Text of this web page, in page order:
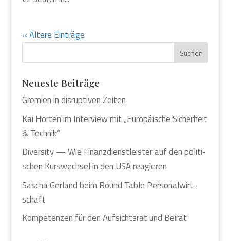
« Ältere Einträge
Neu­es­te Bei­trä­ge
Gre­mi­en in dis­rup­ti­ven Zei­ten
Kai Hor­ten im Inter­view mit „Euro­päi­sche Sicher­heit
& Tech­nik“
Diver­si­ty — Wie Finanz­dienst­leis­ter auf den poli­ti­
schen Kurs­wech­sel in den USA reagie­ren
Sascha Ger­land beim Round Table Per­so­nal­wirt­
schaft
Kom­pe­ten­zen für den Auf­sichts­rat und Bei­rat